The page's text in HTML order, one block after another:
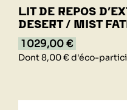
LIT DE REPOS
DESERT / MIST
1 029,00 €
Dont 8,00 € d'éco-